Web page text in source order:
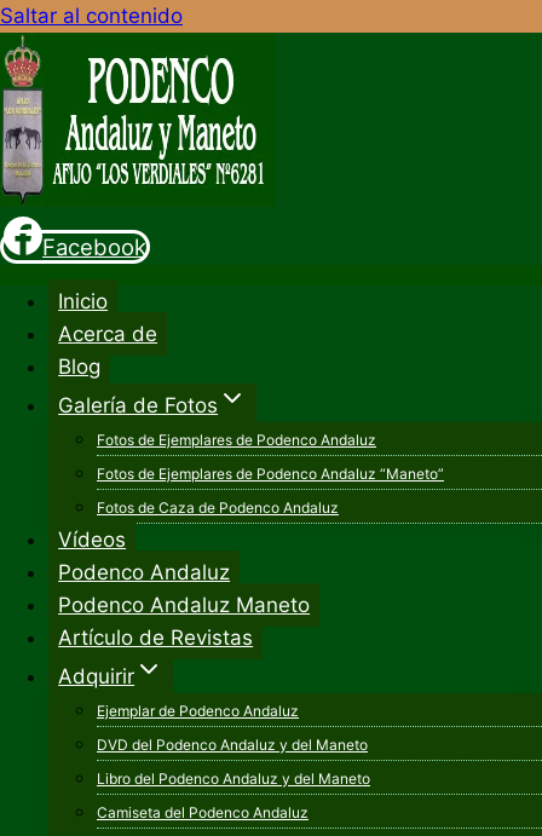
Saltar al contenido
Facebook
Inicio
Acerca de
Blog
Galería de Fotos
Fotos de Ejemplares de Podenco Andaluz
Fotos de Ejemplares de Podenco Andaluz “Maneto”
Fotos de Caza de Podenco Andaluz
Vídeos
Podenco Andaluz
Podenco Andaluz Maneto
Artículo de Revistas
Adquirir
Ejemplar de Podenco Andaluz
DVD del Podenco Andaluz y del Maneto
Libro del Podenco Andaluz y del Maneto
Camiseta del Podenco Andaluz